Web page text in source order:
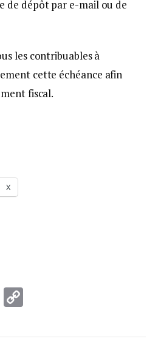
de dépôt par e-mail ou de
les contribuables à
cette échéance afin
fiscal.
X
Email